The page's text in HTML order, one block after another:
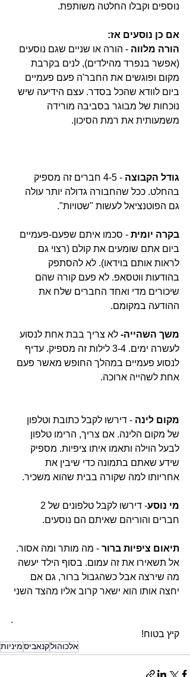
נוספים וקבלו החלטה משותפת.
אם כן נוסעים אז:
הורה מלווה - הורה או שניים שגם נוסעים
(אפשר בנפרד מהילדים), לנים בקרבת
מקום ופוגשים את החבר'ה פעם פעמיים
ביום לוודא שהכל בסדר. עצם הידיעה שיש
נוכחות של מבוגר בסביבה מורידה
משמעותית את רמת הסיכון.
גודל הקבוצה
- 4-5 חברים זה מספיק
בהחלט. ככל שהחבורה גדולה יותר עולה
גם הפוטנציאל לעשות "שטויות".
בקרה יומית - סכמו איתם שפעם-פעמיים
ביום אתם שומעים את קולם (רצוי גם
לראות אותם בוידאו). לא להסתפק
בהודעות ווטסאפ. לא פעם קורה שהם
שיכורים מדי ואחד החברים שלח את
ההודעה במקומם.
משך השהייה- לא צריך בבת אחת לנסוע
לעשרה ימים. 3-4 לילות זה מספיק. עדיף
לנסוע פעמיים במהלך החופש מאשר פעם
אחת לשהייה ארוכה.
מקום לינה - דירשו לקבל כתובת וטלפון
של מקום הלינה. אם צריך, הרימו טלפון
לבעל הוילה ותאמו איתו ציפיות. מספיק
שידע שאתם בתמונה כדי שיבין את
אחריותו למה שקורה בבית שהוא משכיר.
מי נוסע
חברים והוריהם שאיתם הם נוסעים.
תיאום ציפיות ברור - מה מותר ומה אסור.
אל תשאירו את זה עמום. בסוף הילד יעשה
מה שירצה אבל כשהגבול ברור, גם אם
יחצה אותו הוא ישאר קרוב אליו מהצד השני
.
קיץ בטוח!
אלכוהולקנאביס מיניות